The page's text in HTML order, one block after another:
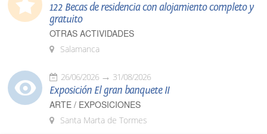
122 Becas de residencia con alojamiento completo y
gratuito
OTRAS ACTIVIDADES
Salamanca
26/06/2026 31/08/2026
Exposición El gran banquete II
ARTE / EXPOSICIONES
Santa Marta de Tormes